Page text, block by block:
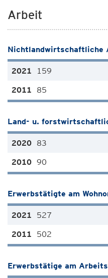
Arbeit
Nichtlandwirtschaftliche
159
85
Land- u.
83
90
Erwerbstätigte am
527
502
Erwerbstätige am